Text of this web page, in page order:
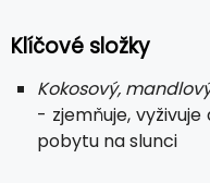
Klíčové složky
Kokosový,
- zjemňuje,
pobytu na slunci